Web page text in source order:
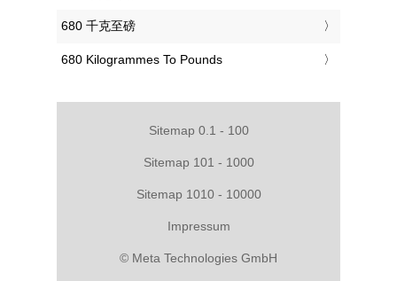
‎680 千克至磅
‎680 Kilogrammes To Pounds
Sitemap 0.1 - 100
Sitemap 101 - 1000
Sitemap 1010 - 10000
Impressum
© Meta Technologies GmbH